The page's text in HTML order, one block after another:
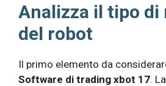
Analizza il tipo
del robot
Il primo elemento da
Software di trading xbot 17.